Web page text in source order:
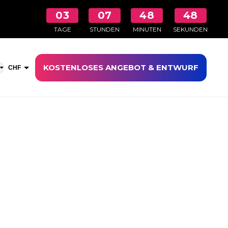
03
TAGE
07
STUNDEN
48
MINUTEN
48
SEKUNDEN
öffnen
CHF KOSTENLOSES ANGEBOT & ENTWURF